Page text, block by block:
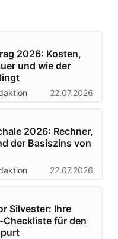
2026: Kosten,
und wie der
22.07.2026
2026: Rechner,
der Basiszins von
22.07.2026
Silvester: Ihre
Checkliste für den